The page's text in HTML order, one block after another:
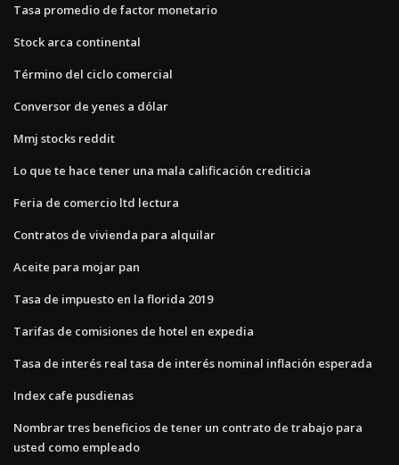
Tasa promedio de factor monetario
Stock arca continental
Término del ciclo comercial
Conversor de yenes a dólar
Mmj stocks reddit
Lo que te hace tener una mala calificación crediticia
Feria de comercio ltd lectura
Contratos de vivienda para alquilar
Aceite para mojar pan
Tasa de impuesto en la florida 2019
Tarifas de comisiones de hotel en expedia
Tasa de interés real tasa de interés nominal inflación esperada
Index cafe pusdienas
Nombrar tres beneficios de tener un contrato de trabajo para
usted como empleado